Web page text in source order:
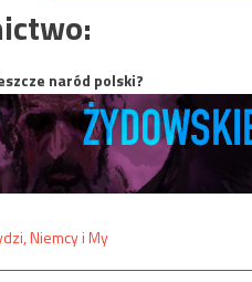
naród polski?